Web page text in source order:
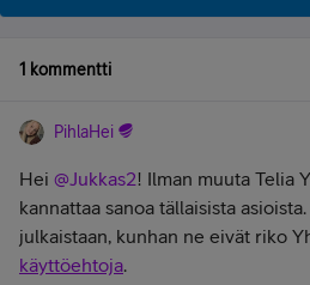
1 kommentti
PihlaHei
Hei @Jukkas2! Ilman muuta Telia
kannattaa sanoa tällaisista
julkaistaan, kunhan ne eivät riko
käyttöehtoja.